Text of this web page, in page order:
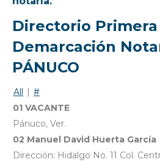
Directorio Primera
Demarcación
PÁNUCO
All | #
01 VACANTE
Pánuco, Ver.
02 Manuel David Huerta García
Dirección: Hidalgo No. 11 Col.